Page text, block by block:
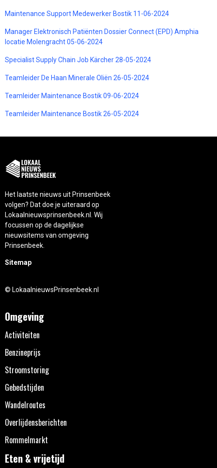
Maintenance Support Medewerker Bostik 11-06-2024
Manager Elektronisch Patiënten Dossier Connect (EPD) Amphia
locatie Molengracht 05-06-2024
Specialist Supply Chain Job Kärcher 28-05-2024
Teamleider De Haan Minerale Oliën 26-05-2024
Teamleider Maintenance Bostik 09-06-2024
Teamleider Maintenance Bostik 26-05-2024
Het laatste nieuws uit Prinsenbeek
volgen? Dat doe je uiteraard op
Lokaalnieuwsprinsenbeek.nl. Wij
focussen op de dagelijkse
nieuwsitems van omgeving
Prinsenbeek.
Sitemap
© LokaalnieuwsPrinsenbeek.nl
Omgeving
Activiteiten
Benzineprijs
Stroomstoring
Gebedstijden
Wandelroutes
Overlijdensberichten
Rommelmarkt
Eten & vrijetijd